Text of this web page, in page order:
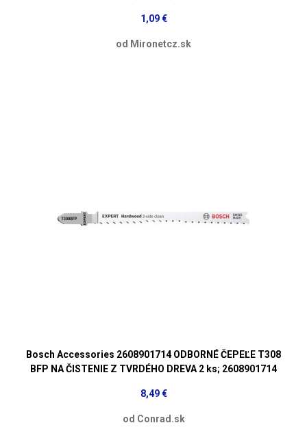
1,09 €
od Mironetcz.sk
Bosch Accessories 2608901714 ODBORNÉ ČEPEĽE T308
BFP NA ČISTENIE Z TVRDÉHO DREVA 2 ks; 2608901714
8,49 €
od Conrad.sk